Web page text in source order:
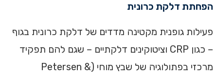
הפחתת דלקת כרונית
פעילות גופנית מקטינה מדדים של דלקת כרונית בגוף
– כגון CRP וציטוקינים דלקתיים – שגם להם תפקיד
מרכזי בפתולוגיה של שבץ מוחי (Petersen &